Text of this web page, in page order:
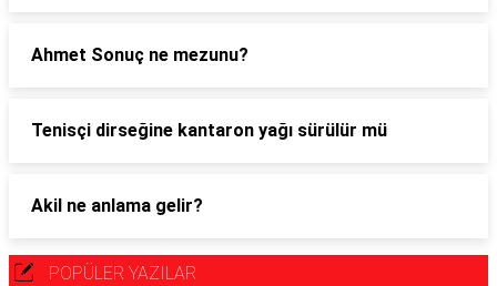
Ahmet Sonuç ne mezunu?
Tenisçi dirseğine kantaron yağı sürülür mü
Akil ne anlama gelir?
POPÜLER YAZILAR